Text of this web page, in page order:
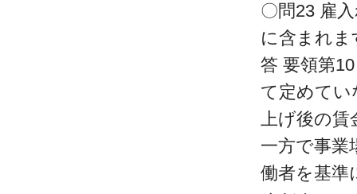
〇問23 雇
に含まれま
答 要領第
て定めてい
上げ後の賃
一方で事業
働者を基準